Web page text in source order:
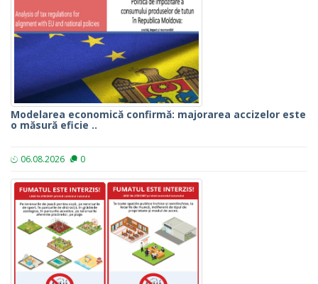
Modelarea economică confirmă: majorarea accizelor este
o măsură eficie ..
06.08.2026 0